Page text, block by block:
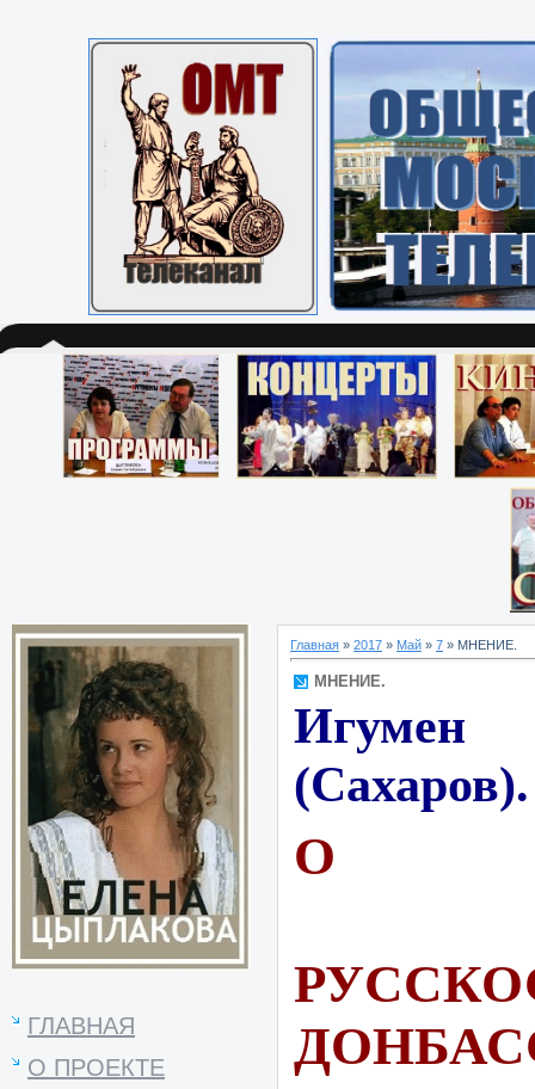
ГЛАВНАЯ
О ПРОЕКТЕ
Главная » 2017 » Май » 7 » МНЕНИЕ.
МНЕНИЕ.
(Сахаров).
О